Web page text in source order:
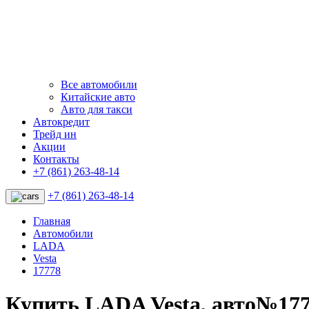
Все автомобили
Китайские авто
Авто для такси
Автокредит
Трейд ин
Акции
Контакты
+7 (861) 263-48-14
+7 (861) 263-48-14
Главная
Автомобили
LADA
Vesta
17778